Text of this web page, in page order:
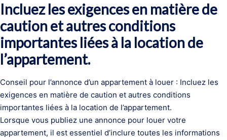
Incluez les exigences en matière de
caution et autres conditions
importantes liées à la location de
l’appartement.
Conseil pour l’annonce d’un appartement à louer : Incluez les
exigences en matière de caution et autres conditions
importantes liées à la location de l’appartement.
Lorsque vous publiez une annonce pour louer votre
appartement, il est essentiel d’inclure toutes les informations